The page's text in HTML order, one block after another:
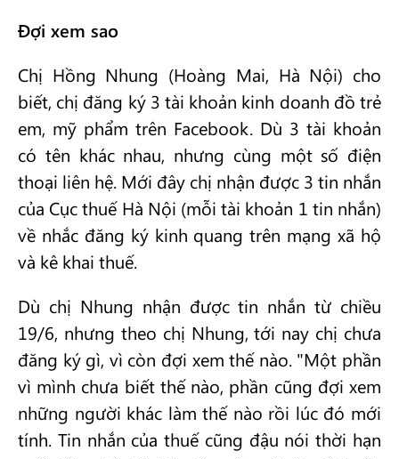
Đợi xem sao
Chị Hồng Nhung (Hoàng Mai, Hà Nội) cho
biết, chị đăng ký 3 tài khoản kinh doanh đồ trẻ
em, mỹ phẩm trên Facebook. Dù 3 tài khoản
có tên khác nhau, nhưng cùng một số điện
thoại liên hệ. Mới đây chị nhận được 3 tin nhắn
của Cục thuế Hà Nội (mỗi tài khoản 1 tin nhắn)
về nhắc đăng ký kinh quang trên mạng xã hộ
và kê khai thuế.
Dù chị Nhung nhận được tin nhắn từ chiều
19/6, nhưng theo chị Nhung, tới nay chị chưa
đăng ký gì, vì còn đợi xem thế nào. "Một phần
vì mình chưa biết thế nào, phần cũng đợi xem
những người khác làm thế nào rồi lúc đó mới
tính. Tin nhắn của thuế cũng đậu nói thời hạn